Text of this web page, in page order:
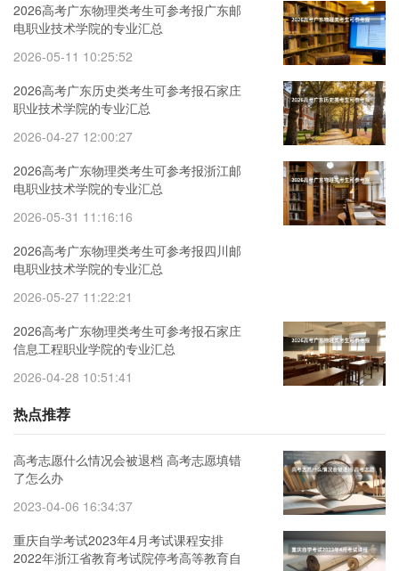
2026高考广东物理类考生可参考报广东邮
电职业技术学院的专业汇总
2026-05-11 10:25:52
2026高考广东历史类考生可参考报石家庄
职业技术学院的专业汇总
2026-04-27 12:00:27
2026高考广东物理类考生可参考报浙江邮
电职业技术学院的专业汇总
2026-05-31 11:16:16
2026高考广东物理类考生可参考报四川邮
电职业技术学院的专业汇总
2026-05-27 11:22:21
2026高考广东物理类考生可参考报石家庄
信息工程职业学院的专业汇总
2026-04-28 10:51:41
热点推荐
高考志愿什么情况会被退档 高考志愿填错
了怎么办
2023-04-06 16:34:37
重庆自学考试2023年4月考试课程安排
2022年浙江省教育考试院停考高等教育自